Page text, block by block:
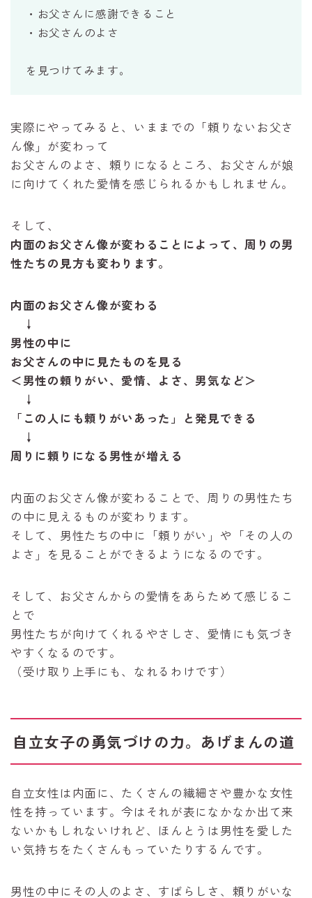
・お父さんに感謝できること
・お父さんのよさ
を見つけてみます。
実際にやってみると、いままでの「頼りないお父さ
ん像」が変わって
お父さんのよさ、頼りになるところ、お父さんが娘
に向けてくれた愛情を感じられるかもしれません。
そして、
内面のお父さん像が変わることによって、周りの男
性たちの見方も変わります。
内面のお父さん像が変わる
↓
男性の中に
お父さんの中に見たものを見る
＜男性の頼りがい、愛情、よさ、男気など＞
↓
「この人にも頼りがいあった」と発見できる
↓
周りに頼りになる男性が増える
内面のお父さん像が変わることで、周りの男性たち
の中に見えるものが変わります。
そして、男性たちの中に「頼りがい」や「その人の
よさ」を見ることができるようになるのです。
そして、お父さんからの愛情をあらためて感じるこ
とで
男性たちが向けてくれるやさしさ、愛情にも気づき
やすくなるのです。
（受け取り上手にも、なれるわけです）
自立女子の勇気づけの力。あげまんの道
自立女性は内面に、たくさんの繊細さや豊かな女性
性を持っています。今はそれが表になかなか出て来
ないかもしれないけれど、ほんとうは男性を愛した
い気持ちをたくさんもっていたりするんです。
男性の中にその人のよさ、すばらしさ、頼りがいな